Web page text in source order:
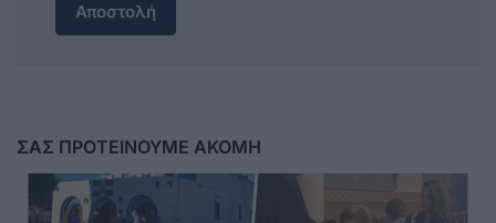
Αποστολή
ΣΑΣ ΠΡΟΤΕΙΝΟΥΜΕ ΑΚΟΜΗ